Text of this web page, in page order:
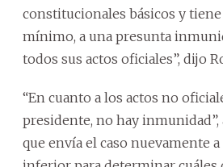
constitucionales básicos y
mínimo, a una presunta
todos sus actos oficiales”, dijo
“En cuanto a los actos no
presidente, no hay inmunidad”,
que envía el caso nuevamente